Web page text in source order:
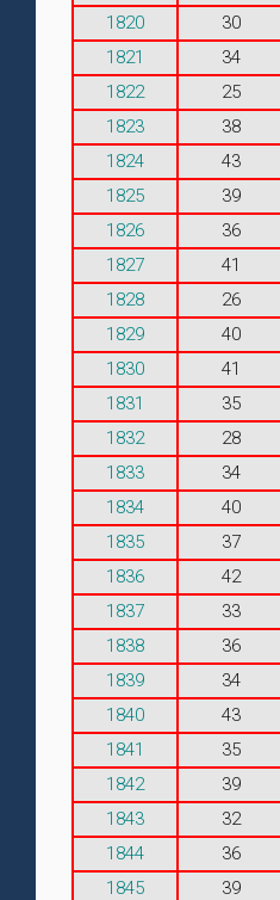
1820
30
1821
34
1822
25
1823
38
1824
43
1825
39
1826
36
1827
41
1828
26
1829
40
1830
41
1831
35
1832
28
1833
34
1834
40
1835
37
1836
42
1837
33
1838
36
1839
34
1840
43
1841
35
1842
39
1843
32
1844
36
1845
39